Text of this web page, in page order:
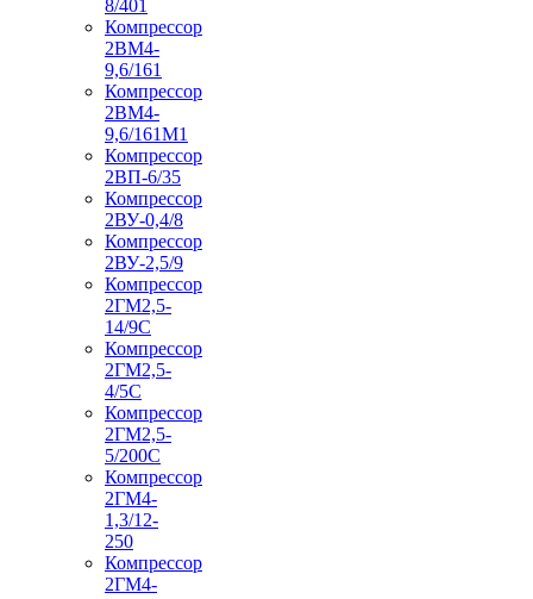
8/401
Компрессор
2ВМ4-
9,6/161
Компрессор
2ВМ4-
9,6/161М1
Компрессор
2ВП-6/35
Компрессор
2ВУ-0,4/8
Компрессор
2ВУ-2,5/9
Компрессор
2ГМ2,5-
14/9С
Компрессор
2ГМ2,5-
4/5С
Компрессор
2ГМ2,5-
5/200С
Компрессор
2ГМ4-
1,3/12-
250
Компрессор
2ГМ4-